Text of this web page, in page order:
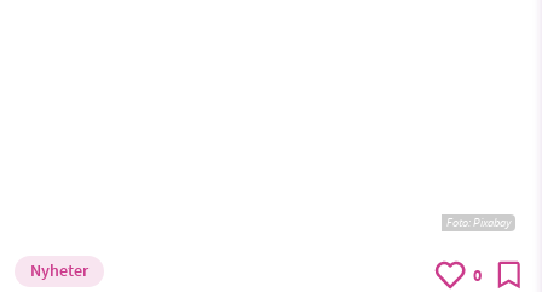
Foto:Pixabay
Nyheter 0